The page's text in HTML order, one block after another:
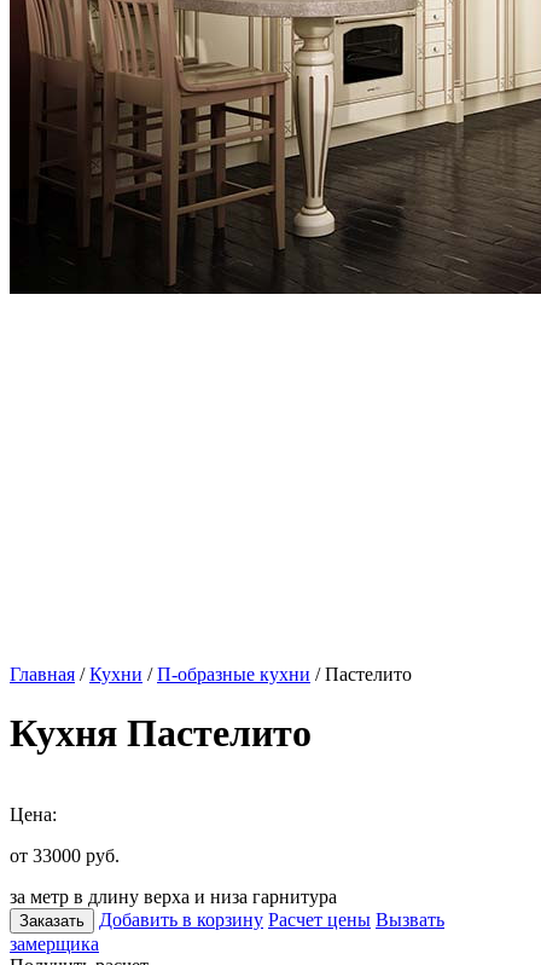
Главная /Кухни /П-образные кухни / Пастелито
Кухня Пастелито
Цена:
от 33000 руб.
за метр в длину верха и низа гарнитура
Заказать Добавить в корзину Расчет цены Вызвать
замерщика